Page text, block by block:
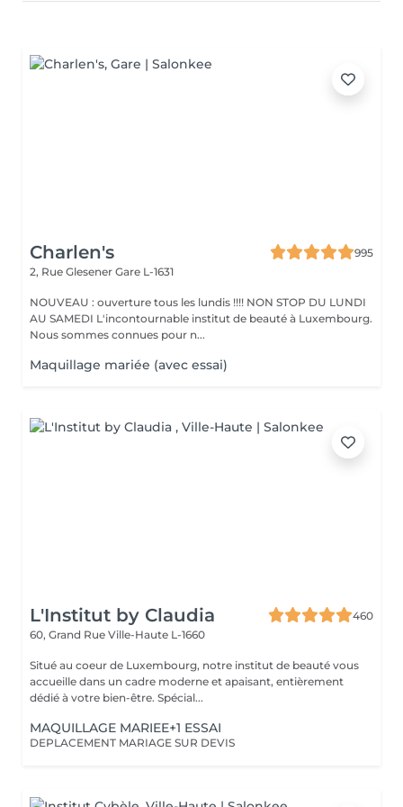
Charlen's
995
2, Rue Glesener Gare L-1631
NOUVEAU : ouverture tous les lundis !!!! NON STOP DU LUNDI
AU SAMEDI L'incontournable institut de beauté à Luxembourg.
Nous sommes connues pour n...
Maquillage mariée (avec essai)
L'Institut by Claudia
460
60, Grand Rue Ville-Haute L-1660
Situé au coeur de Luxembourg, notre institut de beauté vous
accueille dans un cadre moderne et apaisant, entièrement
dédié à votre bien-être. Spécial...
MAQUILLAGE MARIEE+1 ESSAI
DEPLACEMENT MARIAGE SUR DEVIS